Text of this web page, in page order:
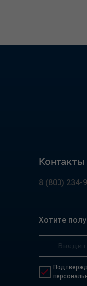
Контакты
8 (800) 234-
Хотите